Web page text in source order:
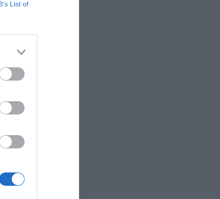
List of